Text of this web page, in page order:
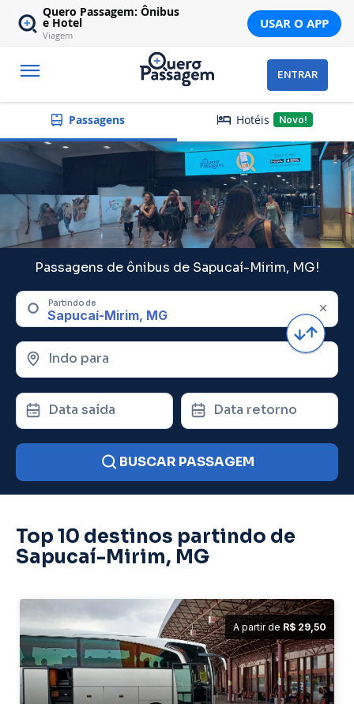
Quero Passagem: Ônibus
e Hotel
Viagem
USAR O APP
ENTRAR
Passagens Hotéis Novo!
Passagens de ônibus de Sapucaí-Mirim, MG!
Partindo de
Indo para
Data saída Data retorno
BUSCAR PASSAGEM
Top 10 destinos partindo de
Sapucaí-Mirim, MG
A partir de R$ 29,50